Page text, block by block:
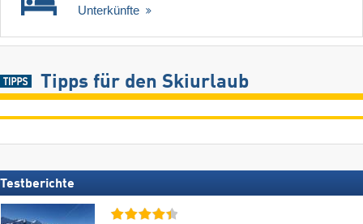
Unterkünfte
Tipps für den Skiurlaub
Testberichte